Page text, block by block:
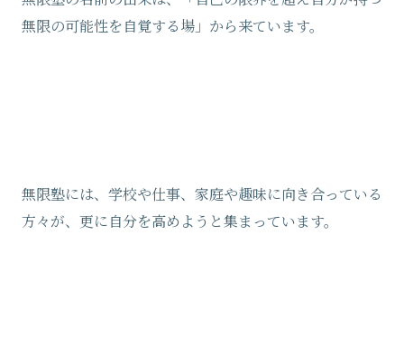
無限の可能性を自覚する場」から来ています。
無限塾には、学校や仕事、家庭や趣味に向き合っている
方々が、更に自分を高めようと集まっています。